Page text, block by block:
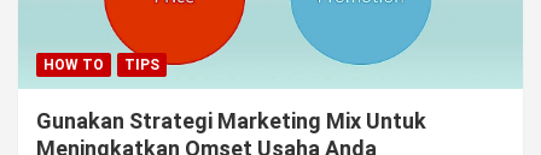
HOW TO TIPS
Gunakan Strategi Marketing Mix Untuk
Meningkatkan Omset Usaha Anda